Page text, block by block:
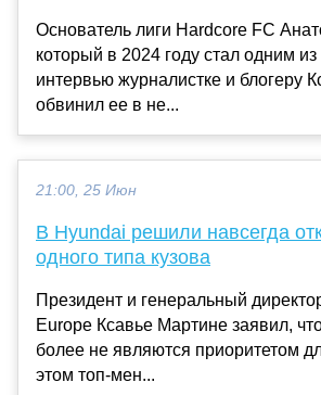
Основатель лиги Hardcore FC
который в 2024 году стал одним из
интервью журналистке и блогеру
обвинил ее в не...
21:00, 25 Июн
В Hyundai решили навсегда
одного типа кузова
Президент и генеральный
Europe Ксавье Мартине заявил,
более не являются приоритетом
этом топ-мен...